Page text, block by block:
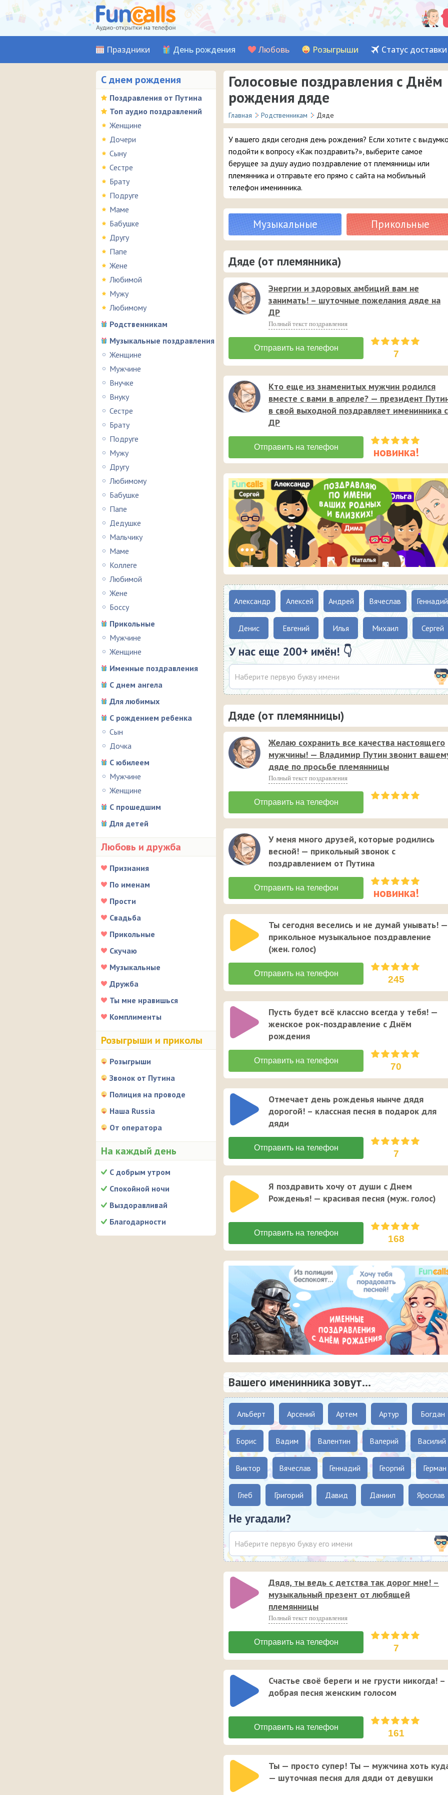
Праздники День рождения Любовь Розыгрыши Статус доставки
С днем рождения
Поздравления от Путина
Топ аудио поздравлений
Женщине
Дочери
Сыну
Сестре
Брату
Подруге
Маме
Бабушке
Другу
Папе
Жене
Любимой
Мужу
Любимому
Родственникам
Музыкальные поздравления
Женщине
Мужчине
Внучке
Внуку
Сестре
Брату
Подруге
Мужу
Другу
Любимому
Бабушке
Папе
Дедушке
Мальчику
Маме
Коллеге
Любимой
Жене
Боссу
Прикольные
Мужчине
Женщине
Именные поздравления
С днем ангела
Для любимых
С рождением ребенка
Сын
Дочка
С юбилеем
Мужчине
Женщине
С прошедшим
Для детей
Любовь и дружба
Признания
По именам
Прости
Свадьба
Прикольные
Скучаю
Музыкальные
Дружба
Ты мне нравишься
Комплименты
Розыгрыши и приколы
Розыгрыши
Звонок от Путина
Полиция на проводе
Наша Russia
От оператора
На каждый день
С добрым утром
Спокойной ночи
Выздоравливай
Благодарности
Голосовые поздравления с Днём
рождения дяде
Главная Родственникам Дяде
У вашего дяди сегодня день рождения? Если хотите с
подойти к вопросу «Как поздравить?», выберите самое
берущее за душу аудио поздравление от племянницы или
племянника и отправьте его прямо с сайта на мобильный
телефон именинника.
Музыкальные Прикольные
Дяде (от племянника)
Энергии и здоровых амбиций вам не
занимать! – шуточные пожелания дяде на
ДР
Полный текст поздравления
7
Кто еще из знаменитых мужчин родился
вместе с вами в апреле? — президент
в свой выходной поздравляет именинника с
ДР
Александр Алексей Андрей Вячеслав Геннадий
Денис Евгений Илья Михаил Сергей
У нас еще 200+ имён! 👇
Дяде (от племянницы)
Желаю сохранить все качества настоящего
мужчины! — Владимир Путин звонит
дяде по просьбе племянницы
Полный текст поздравления
У меня много друзей, которые родились
весной! — прикольный звонок с
поздравлением от Путина
Ты сегодня веселись и не думай унывать! —
прикольное музыкальное поздравление
(жен. голос)
245
Пусть будет всё классно всегда у тебя! —
женское рок-поздравление с Днём
рождения
70
Отмечает день рожденья нынче дядя
дорогой! – классная песня в подарок для
дяди
7
Я поздравить хочу от души с Днем
Рожденья! — красивая песня (муж. голос)
168
Вашего именинника зовут...
Альберт Арсений Артем Артур Богдан
Борис Вадим Валентин Валерий Василий
Виктор Вячеслав Геннадий Георгий Герман
Глеб Григорий Давид Даниил Ярослав
Не угадали?
Дядя, ты ведь с детства так дорог мне! –
музыкальный презент от любящей
племянницы
Полный текст поздравления
7
Счастье своё береги и не грусти никогда! –
добрая песня женским голосом
161
Ты — просто супер! Ты — мужчина хоть
— шуточная песня для дяди от девушки